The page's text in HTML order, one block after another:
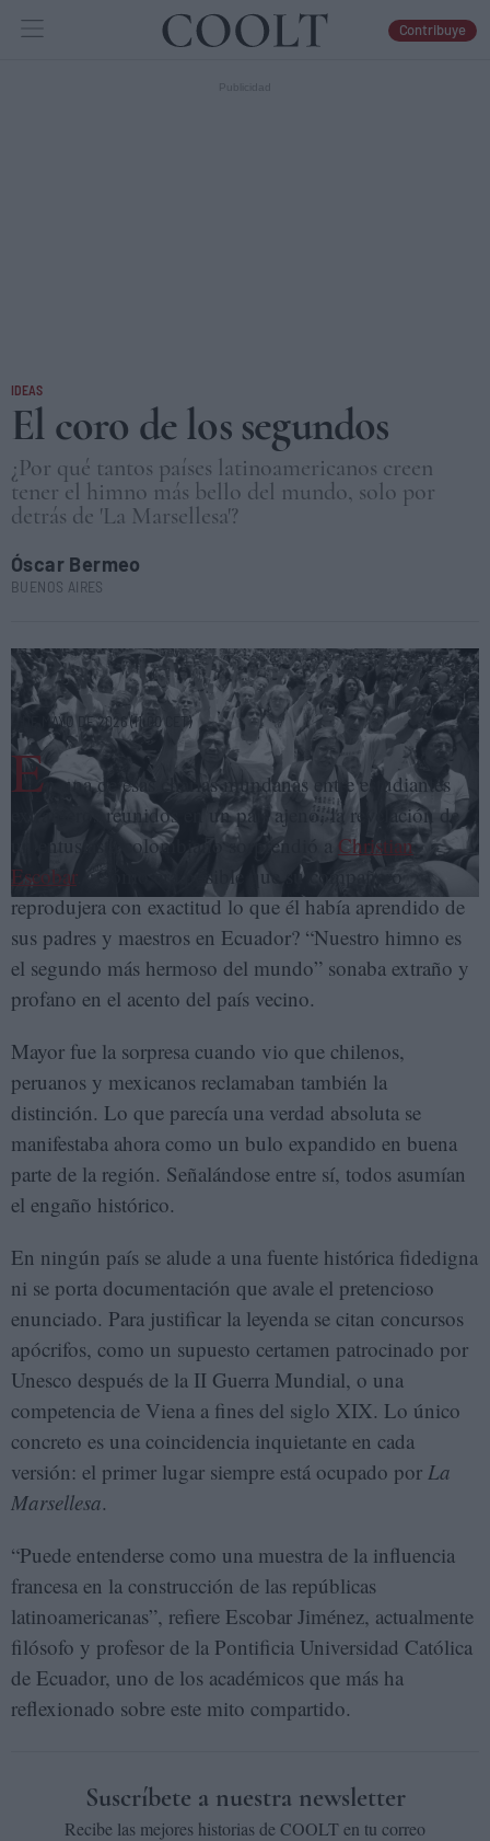
IDEAS
Contribuye
IDEAS
El coro de los segundos
¿Por qué tantos países latinoamericanos creen
tener el himno más bello del mundo, solo por
detrás de 'La Marsellesa'?
Óscar Bermeo
BUENOS AIRES
Manifestantes mexicanos entonan el himno nacional con el brazo en
alto durante una movilización en Ciudad de México. ENEAS DE TROYA
4 DE MAYO DE 2026 (11:00 CET)
En una de esas charlas mundanas entre estudiantes
extranjeros reunidos en un país ajeno, la revelación de
un entusiasta colombiano sorprendió a Christian
Escobar. ¿Cómo era posible que su compañero
reprodujera con exactitud lo que él había aprendido de
sus padres y maestros en Ecuador? “Nuestro himno es
el segundo más hermoso del mundo” sonaba extraño y
profano en el acento del país vecino.
Mayor fue la sorpresa cuando vio que chilenos,
peruanos y mexicanos reclamaban también la
distinción. Lo que parecía una verdad absoluta se
manifestaba ahora como un bulo expandido en buena
parte de la región. Señalándose entre sí, todos asumían
el engaño histórico.
En ningún país se alude a una fuente histórica fidedigna
ni se porta documentación que avale el pretencioso
enunciado. Para justificar la leyenda se citan concursos
apócrifos, como un supuesto certamen patrocinado por
Unesco después de la II Guerra Mundial, o una
competencia de Viena a fines del siglo XIX. Lo único
concreto es una coincidencia inquietante en cada
versión: el primer lugar siempre está ocupado por La
Marsellesa.
“Puede entenderse como una muestra de la influencia
francesa en la construcción de las repúblicas
latinoamericanas”, refiere Escobar Jiménez, actualmente
filósofo y profesor de la Pontificia Universidad Católica
de Ecuador, uno de los académicos que más ha
reflexionado sobre este mito compartido.
Suscríbete a nuestra newsletter
Recibe las mejores historias de COOLT en tu correo